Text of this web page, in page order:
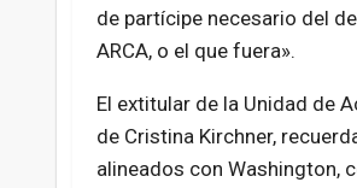
de partícipe necesario del
ARCA, o el que fuera».
El extitular de la Unidad de
de Cristina Kirchner,
alineados con Washington,